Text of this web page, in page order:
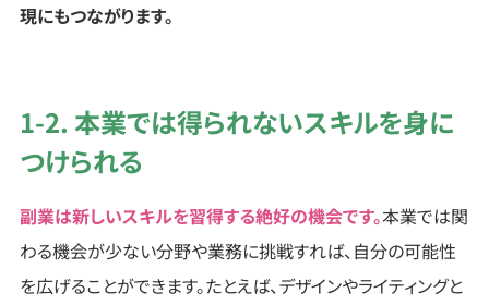
現にもつながります。
1-2. 本業では得られないスキルを身に
つけられる
副業は新しいスキルを習得する絶好の機会です。本業では関
わる機会が少ない分野や業務に挑戦すれば、自分の可能性
を広げることができます。たとえば、デザインやライティングと